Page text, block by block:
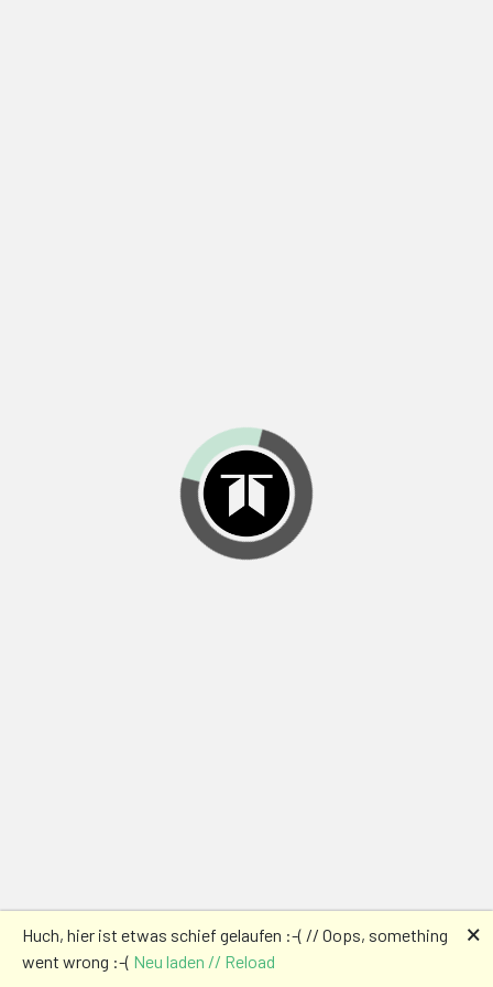
Huch, hier ist etwas schief gelaufen :-( // Oops, something
went wrong :-( Neu laden // Reload
🗙